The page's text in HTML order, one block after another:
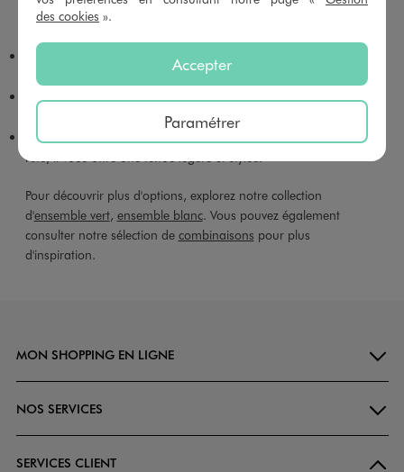
toutes les occasions :
: Parfait pour la garde-robe professionnelle, il vous
donne une allure élégante et sérieuse.
L'ensemble blazer pantalon: Adoptez-le pour suivre la
tendance working women. Il est à la fois chic et confortable.
L'ensemble jupe ou pantalon large avec haut : Idéal pour
l'été, il vous offre une tenue légère et stylée.
Pour découvrir plus d'options, explorez notre collection
d'ensemble vert, ensemble blanc. Vous pouvez également
consulter notre sélection de combinaisons pour plus
d'inspiration.
MON SHOPPING EN LIGNE
NOS SERVICES
SERVICES CLIENT
des cookies ».
Accepter
Paramétrer